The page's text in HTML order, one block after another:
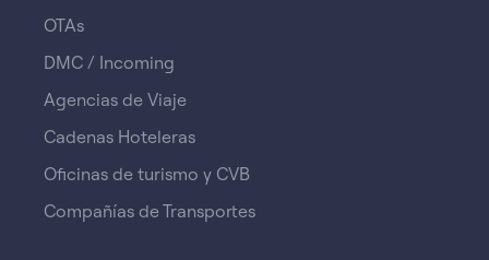
OTAs
DMC / Incoming
Agencias de Viaje
Cadenas Hoteleras
Oficinas de turismo y CVB
Compañías de Transportes